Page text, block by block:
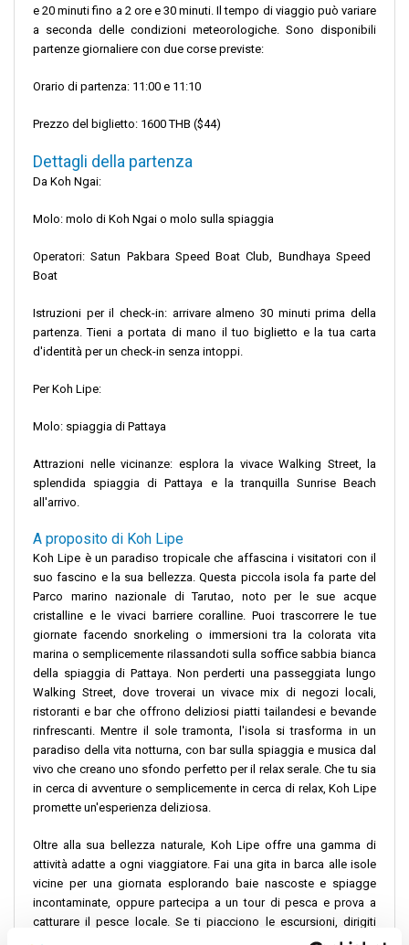
e 20 minuti fino a 2 ore e 30 minuti. Il tempo di viaggio può variare
a seconda delle condizioni meteorologiche. Sono disponibili
partenze giornaliere con due corse previste:
Orario di partenza: 11:00 e 11:10
Prezzo del biglietto: 1600 THB ($44)
Dettagli della partenza
Da Koh Ngai:
Molo: molo di Koh Ngai o molo sulla spiaggia
Operatori: Satun Pakbara Speed ​​Boat Club, Bundhaya Speed ​​
Boat
Istruzioni per il check-in: arrivare almeno 30 minuti prima della
partenza. Tieni a portata di mano il tuo biglietto e la tua carta
d'identità per un check-in senza intoppi.
Per Koh Lipe:
Molo: spiaggia di Pattaya
Attrazioni nelle vicinanze: esplora la vivace Walking Street, la
splendida spiaggia di Pattaya e la tranquilla Sunrise Beach
all'arrivo.
A proposito di Koh Lipe
Koh Lipe è un paradiso tropicale che affascina i visitatori con il
suo fascino e la sua bellezza. Questa piccola isola fa parte del
Parco marino nazionale di Tarutao, noto per le sue acque
cristalline e le vivaci barriere coralline. Puoi trascorrere le tue
giornate facendo snorkeling o immersioni tra la colorata vita
marina o semplicemente rilassandoti sulla soffice sabbia bianca
della spiaggia di Pattaya. Non perderti una passeggiata lungo
Walking Street, dove troverai un vivace mix di negozi locali,
ristoranti e bar che offrono deliziosi piatti tailandesi e bevande
rinfrescanti. Mentre il sole tramonta, l'isola si trasforma in un
paradiso della vita notturna, con bar sulla spiaggia e musica dal
vivo che creano uno sfondo perfetto per il relax serale. Che tu sia
in cerca di avventure o semplicemente in cerca di relax, Koh Lipe
promette un'esperienza deliziosa.
Oltre alla sua bellezza naturale, Koh Lipe offre una gamma di
attività adatte a ogni viaggiatore. Fai una gita in barca alle isole
vicine per una giornata esplorando baie nascoste e spiagge
incontaminate, oppure partecipa a un tour di pesca e prova a
catturare il pesce locale. Se ti piacciono le escursioni, dirigiti
verso i punti panoramici dell'isola per splendide viste